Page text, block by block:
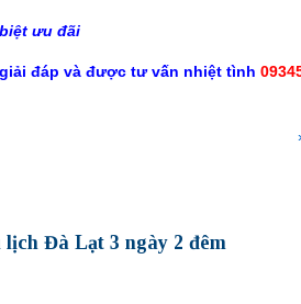
ưu đãi
đáp và được tư vấn nhiệt tình
Đà Lạt 3 ngày 2 đêm